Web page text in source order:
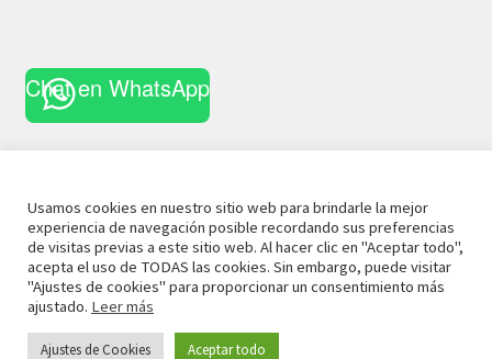
Chat en WhatsApp
© 2021 La Casa CuriosaAviso Legal
Términos y
Condiciones
Política de Privacidad Política de Cookies
Usamos cookies en nuestro sitio web para brindarle la mejor
experiencia de navegación posible recordando sus preferencias
de visitas previas a este sitio web. Al hacer clic en "Aceptar todo",
acepta el uso de TODAS las cookies. Sin embargo, puede visitar
"Ajustes de cookies" para proporcionar un consentimiento más
ajustado. Leer más
Ajustes de Cookies Aceptar todo